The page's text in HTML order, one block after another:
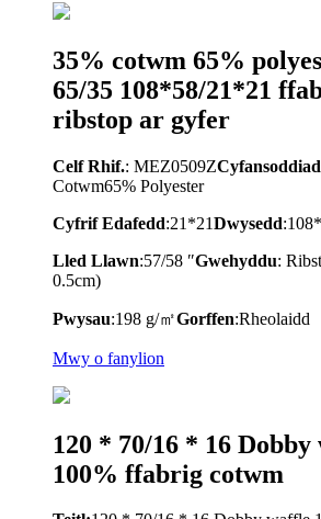
35% cotwm 65%
65/35 108*58/21*21
ribstop ar gyfer
Celf Rhif.: MEZ0509ZCyfansoddiad
Cotwm65% Polyester
Cyfrif Edafedd:21*21Dwysedd
Lled Llawn:57/58 ″Gwehyddu:
0.5cm)
Pwysau:198 g/㎡Gorffen:Rheolaidd
Mwy o fanylion
120 * 70/16 * 16 Dobby
100% ffabrig cotwm